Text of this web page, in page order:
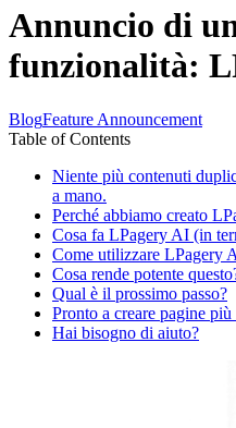
Annuncio di
funzionalità:
BlogFeature Announcement
Table of Contents
Niente più contenuti
a mano.
Perché abbiamo creato
Cosa fa LPagery AI (in
Come utilizzare LPagery
Cosa rende potente
Qual è il prossimo passo?
Pronto a creare pagine
Hai bisogno di aiuto?